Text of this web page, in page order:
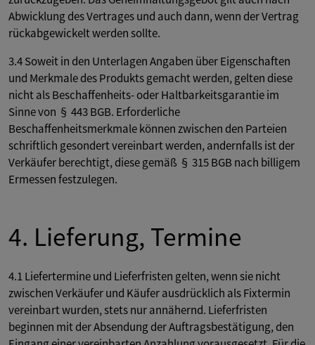
Abwicklung des Vertrages und auch dann, wenn der Vertrag
rückabgewickelt werden sollte.
3.4 Soweit in den Unterlagen Angaben über Eigenschaften
und Merkmale des Produkts gemacht werden, gelten diese
nicht als Beschaffenheits- oder Haltbarkeitsgarantie im
Sinne von § 443 BGB. Erforderliche
Beschaffenheitsmerkmale können zwischen den Parteien
schriftlich gesondert vereinbart werden, andernfalls ist der
Verkäufer berechtigt, diese gemäß § 315 BGB nach billigem
Ermessen festzulegen.
4. Lieferung, Termine
4.1 Liefertermine und Lieferfristen gelten, wenn sie nicht
zwischen Verkäufer und Käufer ausdrücklich als Fixtermin
vereinbart wurden, stets nur annähernd. Lieferfristen
beginnen mit der Absendung der Auftragsbestätigung, den